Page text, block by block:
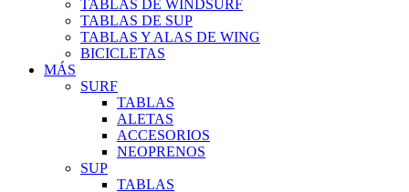
TABLAS DE WINDSURF
TABLAS DE SUP
TABLAS Y ALAS DE WING
BICICLETAS
MÁS
SURF
TABLAS
ALETAS
ACCESORIOS
NEOPRENOS
SUP
TABLAS